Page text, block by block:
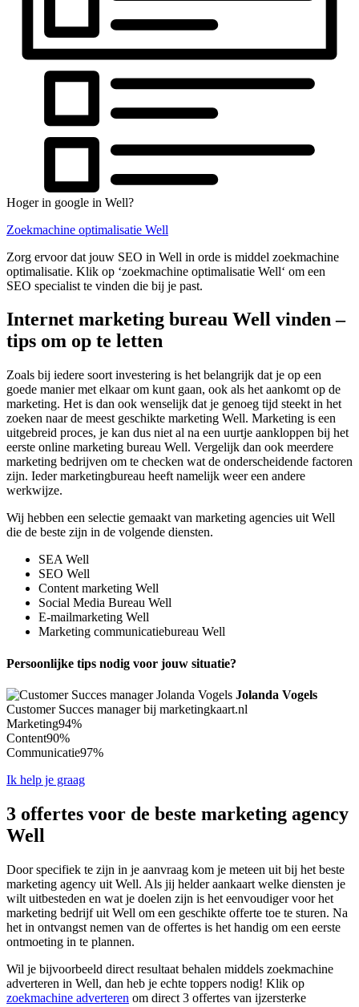
Hoger in google in Well?
Zoekmachine optimalisatie Well
Zorg ervoor dat jouw SEO in Well in orde is middel zoekmachine
optimalisatie. Klik op ‘zoekmachine optimalisatie Well‘ om een
SEO specialist te vinden die bij je past.
Internet marketing bureau Well vinden –
tips om op te letten
Zoals bij iedere soort investering is het belangrijk dat je op een
goede manier met elkaar om kunt gaan, ook als het aankomt op de
marketing. Het is dan ook wenselijk dat je genoeg tijd steekt in het
zoeken naar de meest geschikte marketing Well. Marketing is een
uitgebreid proces, je kan dus niet al na een uurtje aankloppen bij het
eerste online marketing bureau Well. Vergelijk dan ook meerdere
marketing bedrijven om te checken wat de onderscheidende factoren
zijn. Ieder marketingbureau heeft namelijk weer een andere
werkwijze.
Wij hebben een selectie gemaakt van marketing agencies uit Well
die de beste zijn in de volgende diensten.
SEA Well
SEO Well
Content marketing Well
Social Media Bureau Well
E-mailmarketing Well
Marketing communicatiebureau Well
Persoonlijke tips nodig voor jouw situatie?
Jolanda Vogels
Customer Succes manager bij marketingkaart.nl
Marketing94%
Content90%
Communicatie97%
Ik help je graag
3 offertes voor de beste marketing agency
Well
Door specifiek te zijn in je aanvraag kom je meteen uit bij het beste
marketing agency uit Well. Als jij helder aankaart welke diensten je
wilt uitbesteden en wat je doelen zijn is het eenvoudiger voor het
marketing bedrijf uit Well om een geschikte offerte toe te sturen. Na
het in ontvangst nemen van de offertes is het handig om een eerste
ontmoeting in te plannen.
Wil je bijvoorbeeld direct resultaat behalen middels zoekmachine
adverteren in Well, dan heb je echte toppers nodig! Klik op
zoekmachine adverteren om direct 3 offertes van ijzersterke